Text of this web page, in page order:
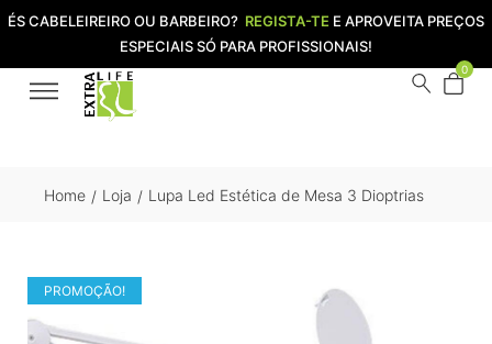
ÉS CABELEIREIRO OU BARBEIRO? REGISTA-TE E APROVEITA PREÇOS
ESPECIAIS SÓ PARA PROFISSIONAIS!
0
Home / Loja / Lupa Led Estética de Mesa 3 Dioptrias
PROMOÇÃO!